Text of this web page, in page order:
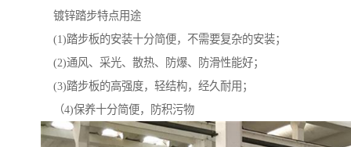
镀锌踏步特点用途
(1)踏步板的安装十分简便，不需要复杂的安装；
(2)通风、采光、散热、防爆、防滑性能好；
(3)踏步板的高强度，轻结构，经久耐用；
（4)保养十分简便，防积污物